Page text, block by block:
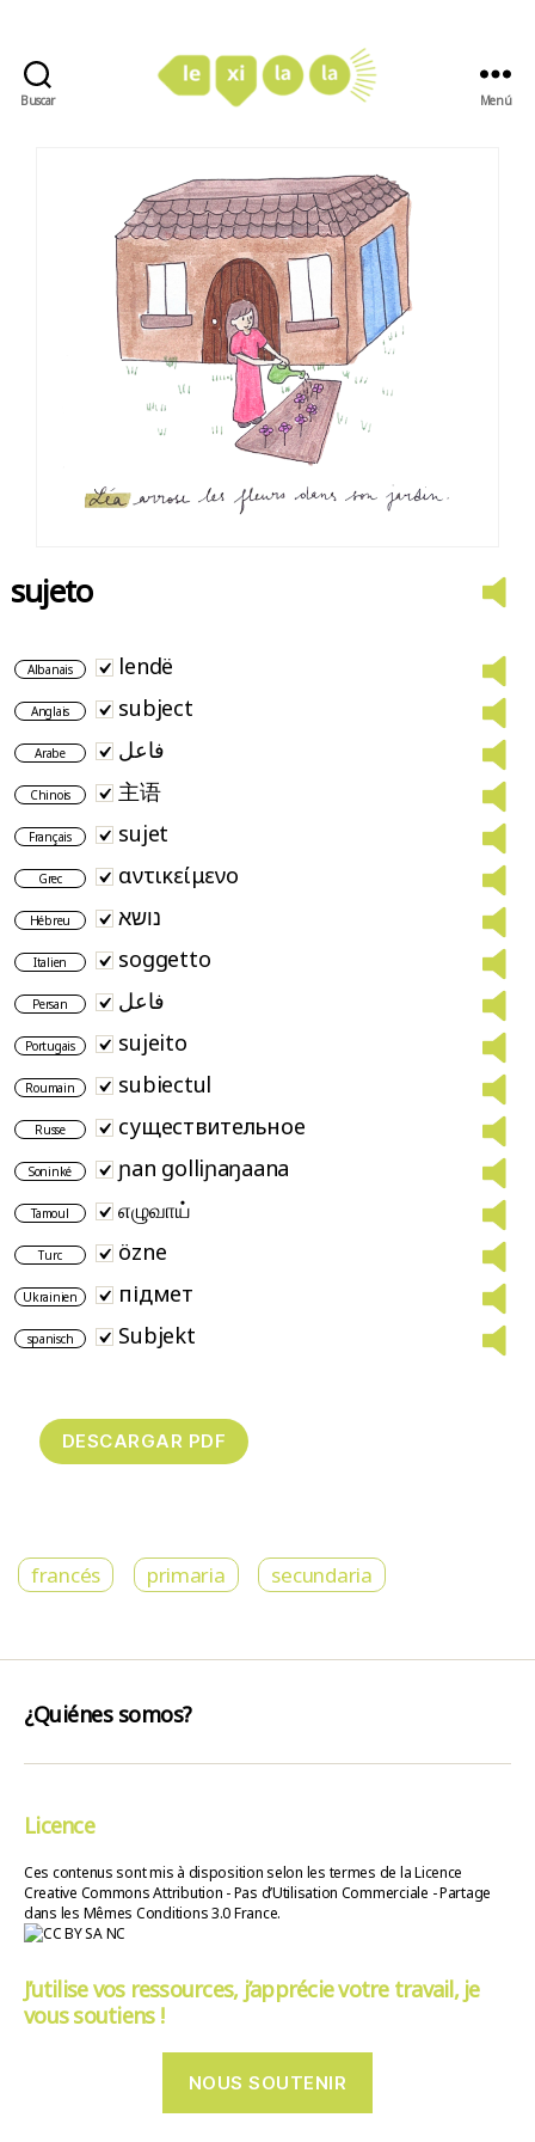
Buscar Menú
sujeto
Albanais lendë
Anglais subject
Arabe فاعل
Chinois 主语
Français sujet
Grec αντικείμενο
Hébreu נושא
Italien soggetto
Persan فاعل
Portugais sujeito
Roumain subiectul
Russe существительное
Soninké ɲan golliɲaŋaana
Tamoul எழுவாய்
Turc özne
Ukrainien підмет
spanisch Subjekt
francés primaria secundaria
¿Quiénes somos?
Licence
Ces contenus sont mis à disposition selon les termes de la Licence
Creative Commons Attribution - Pas d’Utilisation Commerciale - Partage
dans les Mêmes Conditions 3.0 France.
J’utilise vos ressources, j’apprécie votre travail, je
vous soutiens !
NOUS SOUTENIR